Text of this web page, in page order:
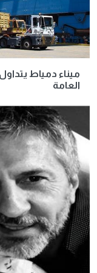
العامة